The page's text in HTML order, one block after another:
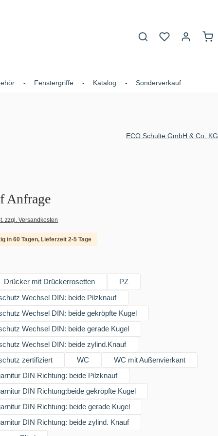
Du hast 0
Fenstergriffe Katalog Sonderverkauf
ECO Schulte GmbH & Co. KG
Anfrage
zzgl. Versandkosten
in 60 Tagen, Lieferzeit 2-5 Tage
Drücker mit Drückerrosetten
PZ
Wechsel DIN: beide Pilzknauf
Wechsel DIN: beide gekröpfte Kugel
Wechsel DIN: beide gerade Kugel
Wechsel DIN: beide zylind.Knauf
zertifiziert
WC
WC mit Außenvierkant
DIN Richtung: beide Pilzknauf
DIN Richtung:beide gekröpfte Kugel
DIN Richtung: beide gerade Kugel
DIN Richtung: beide zylind. Knauf